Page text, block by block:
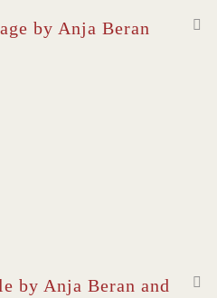
by Anja Beran
by Anja Beran and